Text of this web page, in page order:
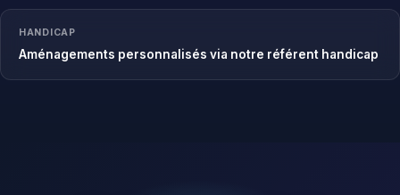
HANDICAP
Aménagements personnalisés via notre référent handicap